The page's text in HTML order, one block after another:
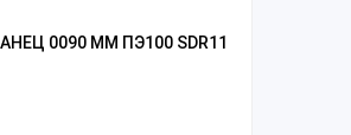
0090 ММ ПЭ100 SDR11